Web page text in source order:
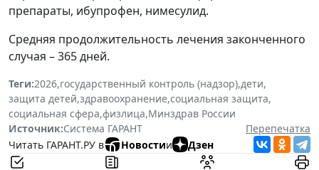
препараты, ибупрофен, нимесулид.
Средняя продолжительность лечения законченного
случая – 365 дней.
Теги:2026,государственный контроль (надзор),дети,
защита детей,здравоохранение,социальная защита,
социальная сфера,физлица,Минздрав России
Источник:Система ГАРАНТ
Перепечатка
Читать ГАРАНТ.РУ в
Новостии Дзен